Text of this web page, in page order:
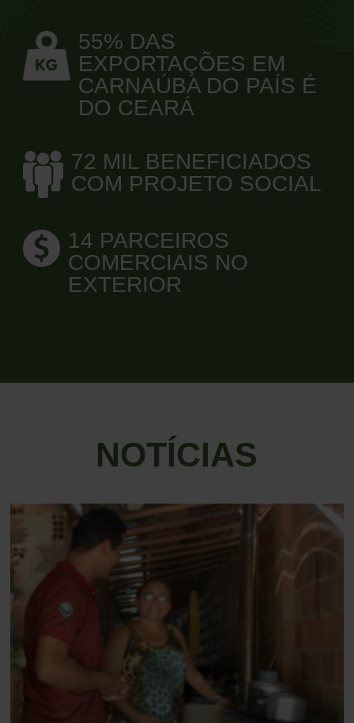
55% DAS
EXPORTAÇÕES EM
CARNAÚBA DO PAÍS É
DO CEARÁ
72 MIL BENEFICIADOS
COM PROJETO SOCIAL
14 PARCEIROS
COMERCIAIS NO
EXTERIOR
NOTÍCIAS